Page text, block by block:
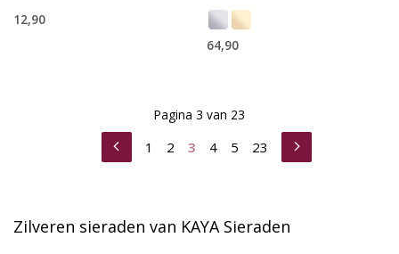
12,90
64,90
1 2 3 4 5 23
Pagina 3 van 23
Zilveren sieraden van KAYA Sieraden